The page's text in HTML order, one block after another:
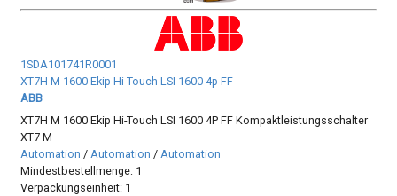
1SDA101741R0001
XT7H M 1600 Ekip Hi-Touch LSI 1600 4p FF
ABB
XT7H M 1600 Ekip Hi-Touch LSI 1600 4P FF Kompaktleistungsschalter
XT7 M
Automation /Automation /Automation
Mindestbestellmenge: 1
Verpackungseinheit: 1